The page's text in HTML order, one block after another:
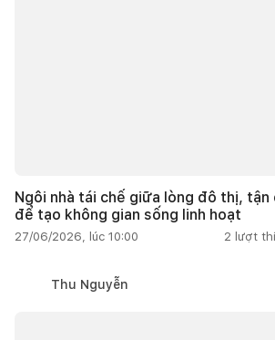
Ngôi nhà tái chế giữa lòng đô thị, tận
để tạo không gian sống linh hoạt
27/06/2026, lúc 10:00 2 lượt
Thu Nguyễn